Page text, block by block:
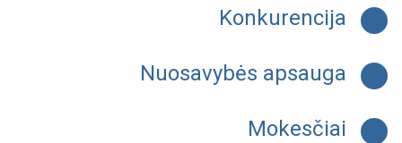
Konkurencija
Nuosavybės apsauga
Mokesčiai